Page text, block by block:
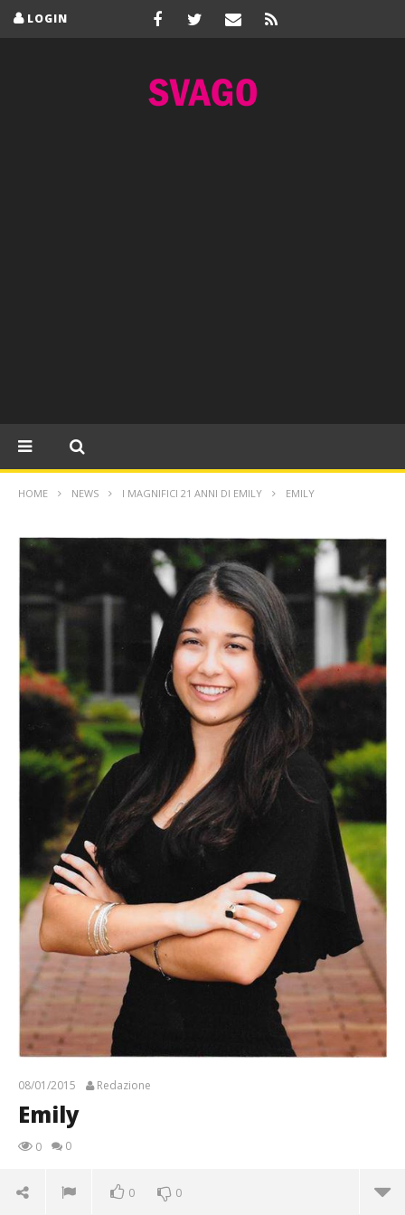
LOGIN
HOME NEWS I MAGNIFICI 21 ANNI DI EMILY EMILY
08/01/2015 Redazione
Emily
0 0
0 0